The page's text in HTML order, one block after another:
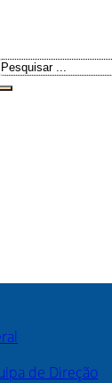
de Direção